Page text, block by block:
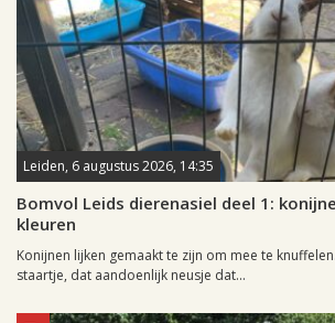
Leiden, 6 augustus 2026, 14:35
Bomvol Leids dierenasiel deel 1:
kleuren
Konijnen lijken gemaakt te zijn om mee te
staartje, dat aandoenlijk neusje dat...